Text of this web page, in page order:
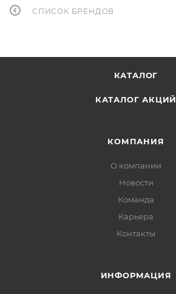
СПИСОК БРЕНДОВ
КАТАЛОГ
КАТАЛОГ АКЦИЙ
КОМПАНИЯ
О компании
Новости
Команда
Карьера
Контакты
ИНФОРМАЦИЯ